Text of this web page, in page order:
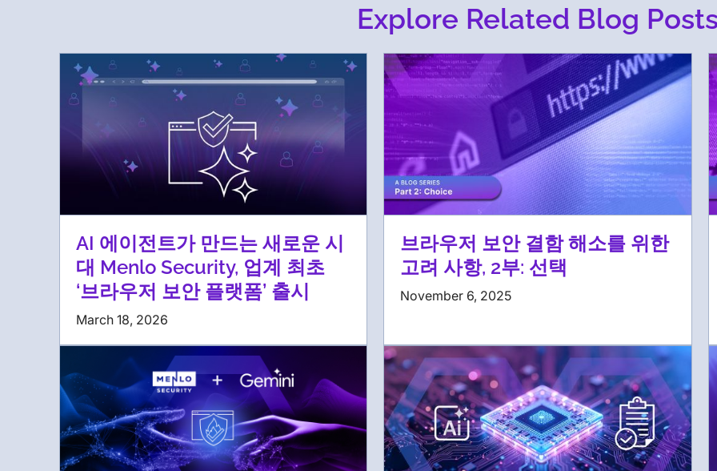
Explore Related Blog Posts
AI 에이전트가 만드는 새로운 시
대 Menlo Security, 업계 최초
‘브라우저 보안 플랫폼’ 출시
March 18, 2026
브라우저 보안 결함 해소를 위한
고려 사항, 2부: 선택
November 6, 2025